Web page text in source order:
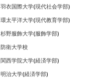
羽衣国際大学(現代社会学部)
環太平洋大学(現代教育学部)
杉野服飾大学(服飾学部)
防衛大学校
関西学院大学(経済学部)
明治大学(経済学部)